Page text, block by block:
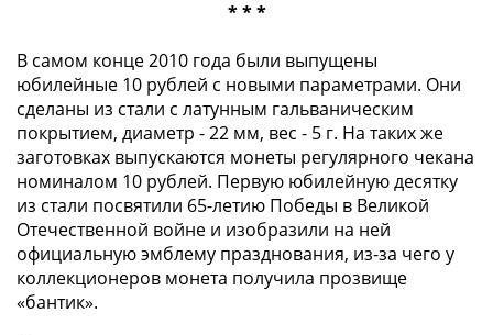
* * *
В самом конце 2010 года были выпущены
юбилейные 10 рублей с новыми параметрами. Они
сделаны из стали с латунным гальваническим
покрытием, диаметр - 22 мм, вес - 5 г. На таких же
заготовках выпускаются монеты регулярного чекана
номиналом 10 рублей. Первую юбилейную десятку
из стали посвятили 65-летию Победы в Великой
Отечественной войне и изобразили на ней
официальную эмблему празднования, из-за чего у
коллекционеров монета получила прозвище
«бантик».